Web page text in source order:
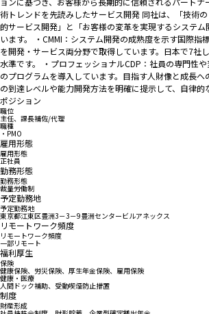
術トレンドを先読みしたサービス開発 同社は、「技術
的サービス開発」と「お客様の変革を実現するシステ
います。 ・CMMI：システム開発の成熟度を示す国際指
を開発・サービス両分野で取得しています。日本で7社
水準です。 ・プロフェッショナルCDP：社員の専門性
のプログラムを導入しています。目指す人財像と成長
の到達レベルや能力開発方法を明確に提示して、自律的
ポジション
職位
主任、課長補佐/代理
職種
・PMO
雇用形態
雇用形態
正社員
勤務形態
勤務形態
裁量労働制
予定勤務地
予定勤務地
東京都江東区豊洲3－3－9豊洲センタービルアネックス
リモートワーク頻度
リモートワーク頻度
一部リモート
福利厚生
保険
健康保険、労災保険、厚生年金保険、雇用保険
健康・医療
人間ドック補助、受動喫煙防止措置
制度
財産形成